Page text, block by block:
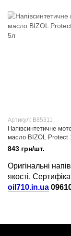
Артикул: B85311
Напівсинтетичне
масло BIZOL Protect
5л
843 грн/шт.
Оригінальні
якості.
oil710.in.ua